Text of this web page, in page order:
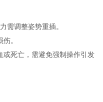
力需调整姿势重插。
伤。
或死亡 ，需避免强制操作引发